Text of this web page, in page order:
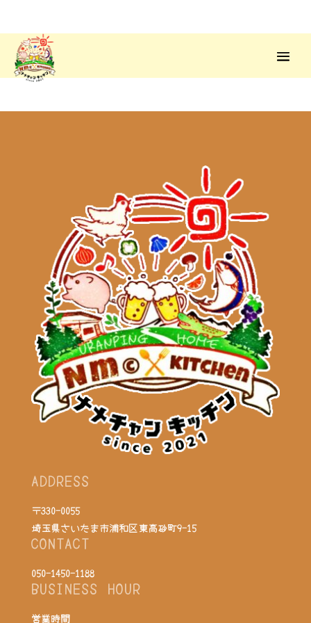
ADDRESS
〒330-0055
埼玉県さいたま市浦和区東高砂町9-15
CONTACT
050-1450-1188
BUSINESS HOUR
営業時間